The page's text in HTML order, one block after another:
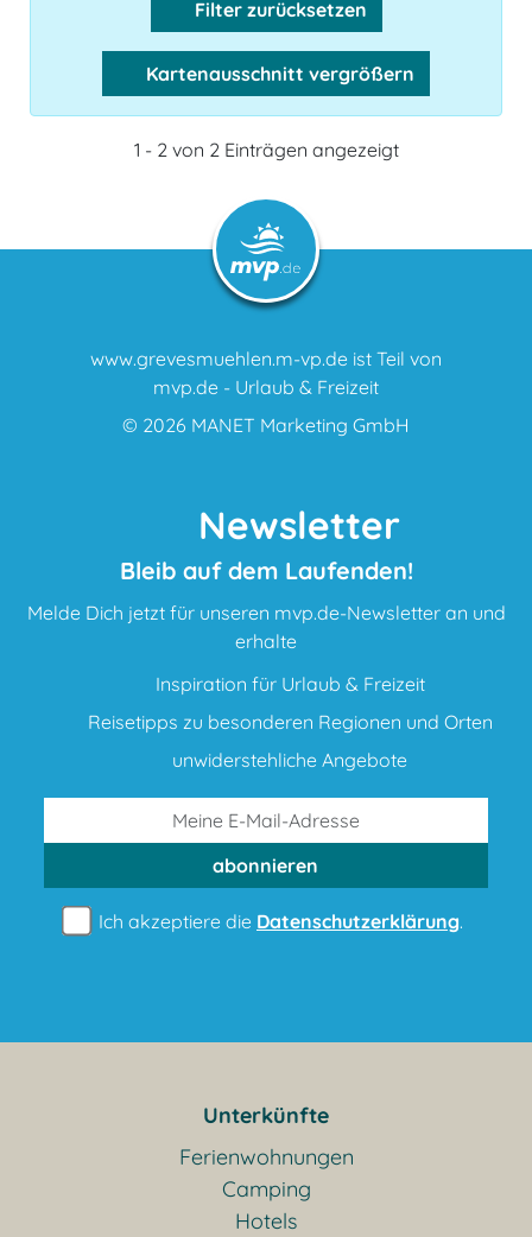
Filter zurücksetzen
Kartenausschnitt vergrößern
1 - 2 von 2 Einträgen angezeigt
www.grevesmuehlen.m-vp.de ist Teil von
mvp.de - Urlaub & Freizeit
© 2026 MANET Marketing GmbH
Newsletter
Bleib auf dem Laufenden!
Melde Dich jetzt für unseren mvp.de-Newsletter an und
erhalte
Inspiration für Urlaub & Freizeit
Reisetipps zu besonderen Regionen und Orten
unwiderstehliche Angebote
abonnieren
Ich akzeptiere die Datenschutzerklärung.
Unterkünfte
Ferienwohnungen
Camping
Hotels